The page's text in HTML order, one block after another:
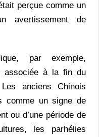
perçue comme un
avertissement de
par exemple,
associée à la fin du
anciens Chinois
comme un signe de
ou d’une période de
les parhélies